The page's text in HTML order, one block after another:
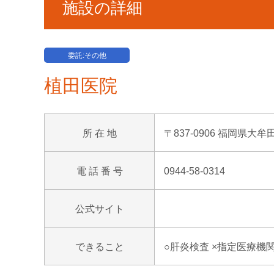
施設の詳細
委託:その他
植田医院
所 在 地 〒837-0906 福岡県大牟
電 話 番 号 0944-58-0314
公式サイト
できること ○肝炎検査 ×指定医療機関